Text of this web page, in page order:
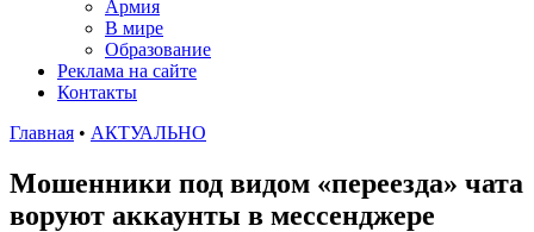
Армия
В мире
Образование
Реклама на сайте
Контакты
Главная • АКТУАЛЬНО
Мошенники под видом «переезда» чата
воруют аккаунты в мессенджере